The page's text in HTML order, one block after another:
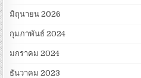
มิถุนายน 2026
กุมภาพันธ์ 2024
มกราคม 2024
ธันวาคม 2023